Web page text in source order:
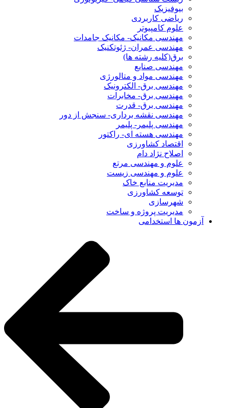
بیوفیزیک
ریاضی کاربردی
علوم کامپیوتر
مهندسی مکانیک- مکانیک جامدات
مهندسی عمران- ژئوتکنیک
برق(کلیه رشته ها)
مهندسی صنایع
مهندسی مواد و متالورژی
مهندسی برق- الکترونیک
مهندسی برق- مخابرات
مهندسی برق- قدرت
مهندسی نقشه برداری- سنجش از دور
مهندسی پلیمر- پلیمر
مهندسی هسته ای- راکتور
اقتصاد کشاورزی
اصلاح نژاد دام
علوم و مهندسی مرتع
علوم و مهندسی زیست
مدیریت منابع خاک
توسعه کشاورزی
شهرسازی
مدیریت پروژه و ساخت
آزمون ها استخدامی